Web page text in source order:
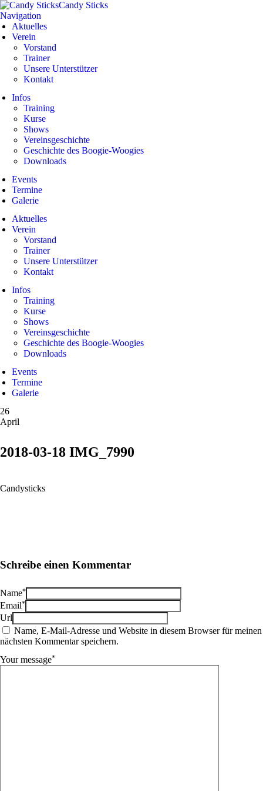
Candy Sticks
Navigation
Aktuelles
Verein
Vorstand
Trainer
Unsere Unterstützer
Kontakt
Infos
Training
Kurse
Shows
Vereinsgeschichte
Geschichte des Boogie-Woogies
Downloads
Events
Termine
Galerie
Aktuelles
Verein
Vorstand
Trainer
Unsere Unterstützer
Kontakt
Infos
Training
Kurse
Shows
Vereinsgeschichte
Geschichte des Boogie-Woogies
Downloads
Events
Termine
Galerie
26
April
2018-03-18 IMG_7990
Candysticks
Schreibe einen Kommentar
Name*
Email*
Url
Name, E-Mail-Adresse und Website in diesem Browser für meinen
nächsten Kommentar speichern.
Your message*